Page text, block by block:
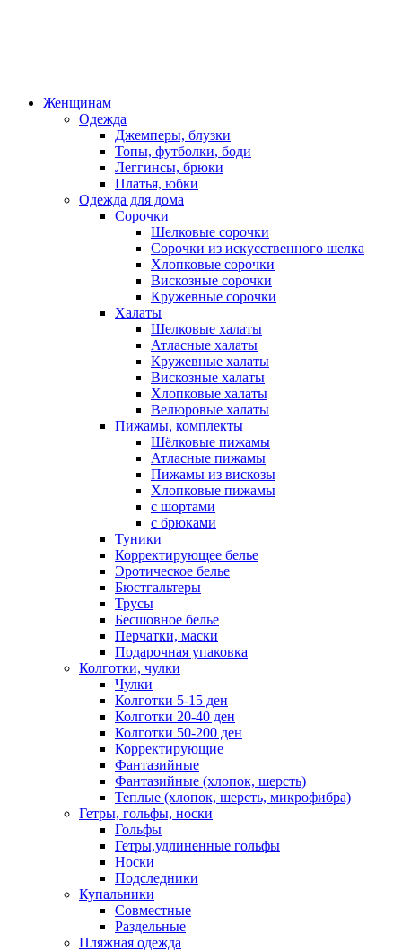
Женщинам
Одежда
Джемперы, блузки
Топы, футболки, боди
Леггинсы, брюки
Платья, юбки
Одежда для дома
Сорочки
Шелковые сорочки
Сорочки из искусственного шелка
Хлопковые сорочки
Вискозные сорочки
Кружевные сорочки
Халаты
Шелковые халаты
Атласные халаты
Кружевные халаты
Вискозные халаты
Хлопковые халаты
Велюровые халаты
Пижамы, комплекты
Шёлковые пижамы
Атласные пижамы
Пижамы из вискозы
Хлопковые пижамы
с шортами
с брюками
Туники
Корректирующее белье
Эротическое белье
Бюстгальтеры
Трусы
Бесшовное белье
Перчатки, маски
Подарочная упаковка
Колготки, чулки
Чулки
Колготки 5-15 ден
Колготки 20-40 ден
Колготки 50-200 ден
Корректирующие
Фантазийные
Фантазийные (хлопок, шерсть)
Теплые (хлопок, шерсть, микрофибра)
Гетры, гольфы, носки
Гольфы
Гетры,удлиненные гольфы
Носки
Подследники
Купальники
Совместные
Раздельные
Пляжная одежда